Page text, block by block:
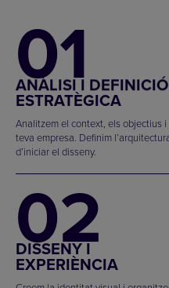
01
ANÀLISI I DEFINICIÓ
ESTRATÈGICA
Analitzem el context, els objectius
teva empresa. Definim
d’iniciar el disseny.
02
DISSENY I
EXPERIÈNCIA